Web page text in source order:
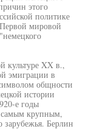
этого
политике
мировой
культуре XX в.,
эмиграции в
общности
истории
е годы
самым крупным,
зарубежья. Берлин